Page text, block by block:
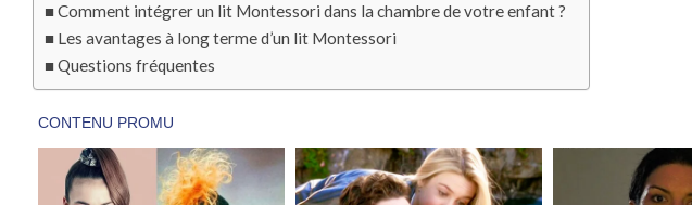
Comment intégrer un lit Montessori dans la chambre de votre enfant ?
Les avantages à long terme d’un lit Montessori
Questions fréquentes